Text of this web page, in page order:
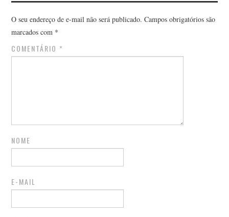
O seu endereço de e-mail não será publicado. Campos obrigatórios são
marcados com *
COMENTÁRIO *
NOME
E-MAIL